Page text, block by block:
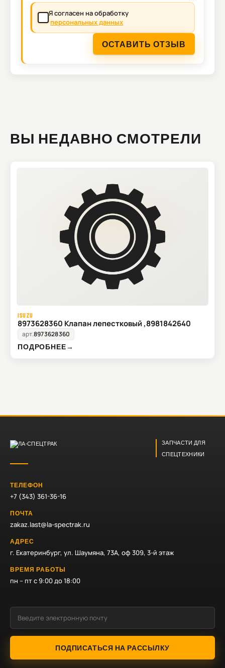
Я согласен на обработку
персональных данных
ОСТАВИТЬ ОТЗЫВ
ВЫ НЕДАВНО СМОТРЕЛИ
ISUZU
8973628360 Клапан лепестковый ,8981842640
арт.8973628360
ПОДРОБНЕЕ→
ЗАПЧАСТИ ДЛЯ
СПЕЦТЕХНИКИ
ТЕЛЕФОН
+7 (343) 361-36-16
ПОЧТА
zakaz.last@la-spectrak.ru
АДРЕС
г. Екатеринбург, ул. Шаумяна, 73А, оф 309, 3-й этаж
ВРЕМЯ РАБОТЫ
пн – пт с 9:00 до 18:00
ПОДПИСАТЬСЯ НА РАССЫЛКУ